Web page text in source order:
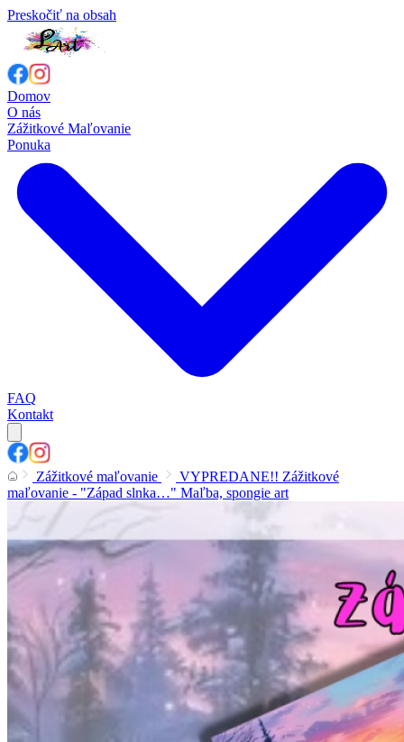
Preskočiť na obsah
Domov
O nás
Zážitkové Maľovanie
Ponuka
FAQ
Kontakt
Zážitkové maľovanie
VYPREDANE!! Zážitkové
maľovanie - "Západ slnka…" Maľba, spongie art